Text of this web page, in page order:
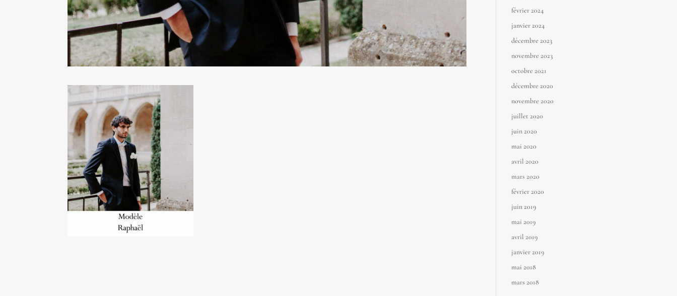
février 2024
janvier 2024
décembre 2023
novembre 2023
octobre 2021
décembre 2020
novembre 2020
juillet 2020
juin 2020
mai 2020
avril 2020
mars 2020
février 2020
juin 2019
mai 2019
avril 2019
janvier 2019
mai 2018
mars 2018